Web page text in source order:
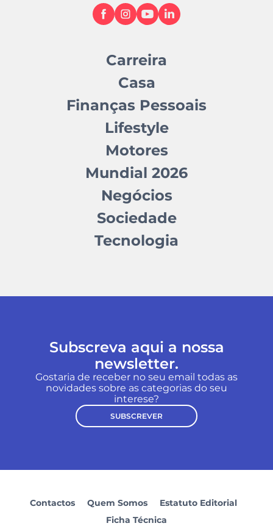
Carreira
Casa
Finanças Pessoais
Lifestyle
Motores
Mundial 2026
Negócios
Sociedade
Tecnologia
Subscreva aqui a nossa
newsletter.
Gostaria de receber no seu email todas as
novidades sobre as categorias do seu
interese?
SUBSCREVER
Contactos Quem Somos
Estatuto Editorial
Ficha Técnica